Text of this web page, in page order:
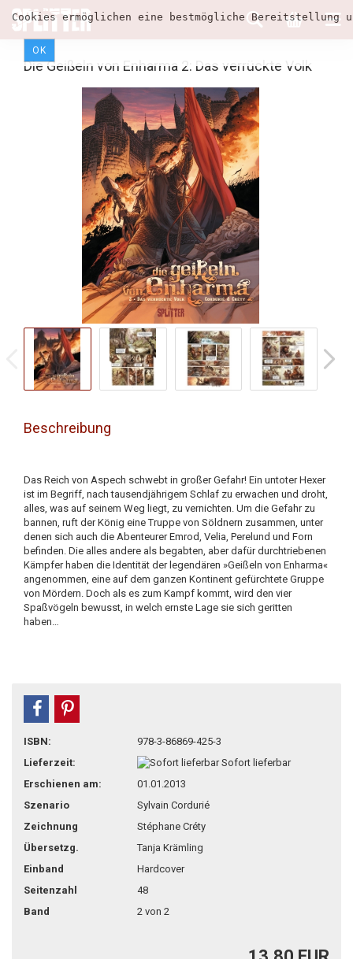
Cookies ermöglichen eine bestmögliche
OK
Die Geißeln von Enharma 2: Das verrückte Volk
Beschreibung
Das Reich von Aspech schwebt in großer Gefahr! Ein untoter Hexer
ist im Begriff, nach tausendjährigem Schlaf zu erwachen und droht,
alles, was auf seinem Weg liegt, zu vernichten. Um die Gefahr zu
bannen, ruft der König eine Truppe von Söldnern zusammen, unter
denen sich auch die Abenteurer Emrod, Velia, Perelund und Forn
befinden. Die alles andere als begabten, aber dafür durchtriebenen
Kämpfer haben die Identität der legendären »Geißeln von Enharma«
angenommen, eine auf dem ganzen Kontinent gefürchtete Gruppe
von Mördern. Doch als es zum Kampf kommt, wird den vier
Spaßvögeln bewusst, in welch ernste Lage sie sich geritten
haben…
teilen
ISBN:
978-3-86869-425-3
Lieferzeit:
Sofort lieferbar
Erschienen am:
01.01.2013
Szenario
Sylvain Cordurié
Zeichnung
Stéphane Créty
Übersetzg.
Tanja Krämling
Einband
Hardcover
Seitenzahl
48
Band
2 von 2